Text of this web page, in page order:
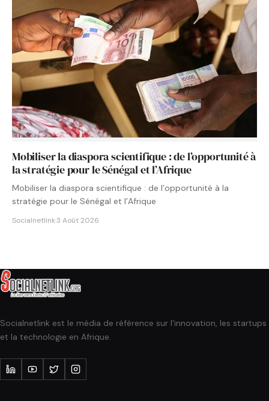
Mobiliser la diaspora scientifique : de l’opportunité à
la stratégie pour le Sénégal et l’Afrique
Mobiliser la diaspora scientifique : de l’opportunité à la
stratégie pour le Sénégal et l’Afrique
Socialnetlink·3 Août 2026
Socialnetlink est le média de référence sur l'innovation, les startups
et la technologie en Afrique.